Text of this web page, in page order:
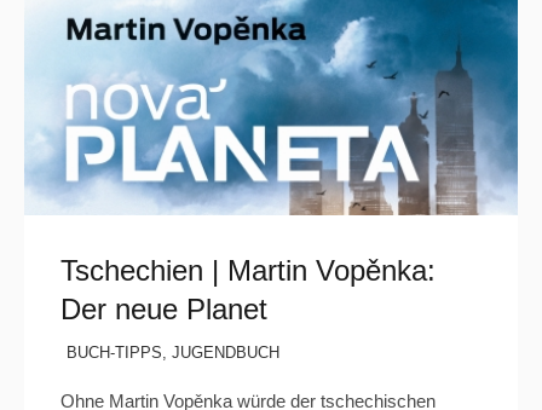
Tschechien | Martin Vopěnka:
Der neue Planet
BUCH-TIPPS, JUGENDBUCH
Ohne Martin Vopěnka würde der tschechischen